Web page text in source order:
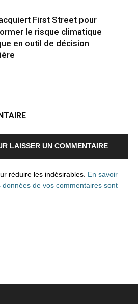
First Street pour
le risque climatique
en outil de décision
LAISSER UN COMMENTAIRE
réduire les indésirables. En savoir
de vos commentaires sont